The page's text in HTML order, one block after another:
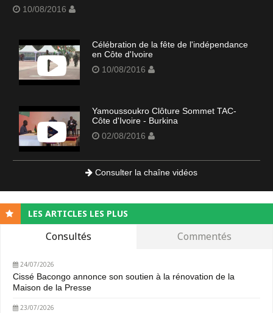
10/08/2016
Célébration de la fête de l'indépendance
en Côte d'Ivoire
10/08/2016
Yamoussoukro Clôture Sommet TAC-
Côte d'Ivoire - Burkina
02/08/2016
Consulter la chaîne vidéos
LES ARTICLES LES PLUS
Consultés Commentés
24/07/2026
Cissé Bacongo annonce son soutien à la rénovation de la
Maison de la Presse
23/07/2026